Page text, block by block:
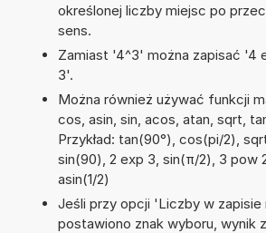
określonej liczby miejsc po
sens.
Zamiast '4^3' można zapisać '4
3'.
Można również używać funkcji
cos, asin, sin, acos, atan, sqrt,
Przykład: tan(90°), cos(pi/2),
sin(90), 2 exp 3, sin(π/2), 3 pow
asin(1/2)
Jeśli przy opcji 'Liczby w zapisie
postawiono znak wyboru, wynik